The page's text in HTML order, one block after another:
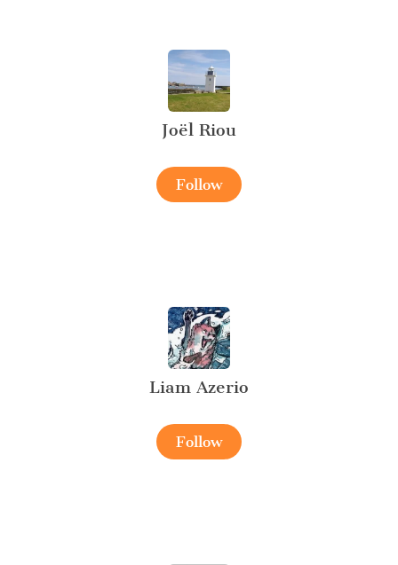
Joël Riou
Follow
Liam Azerio
Follow